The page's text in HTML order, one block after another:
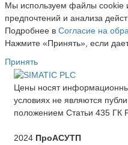
Мы используем файлы cookie
предпочтений и анализа
Подробнее в Согласие на
Нажмите «Принять», если
Принять
Цены носят
условиях не являются
положением Статьи 435 ГК
2024 ПроАСУТП